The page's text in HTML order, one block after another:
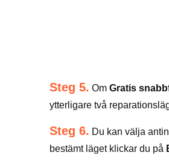
Steg 5. Om Gratis
ytterligare två
Steg 6. Du kan välja
bestämt läget klickar du på